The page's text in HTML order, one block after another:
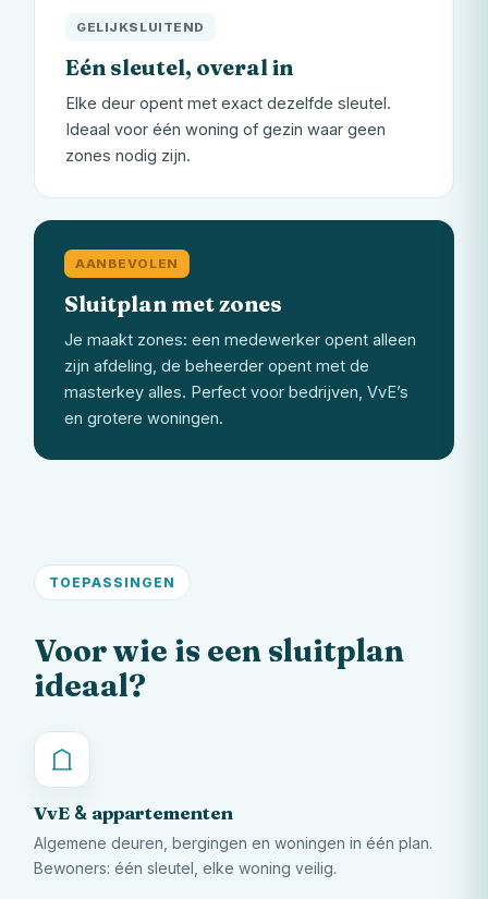
GELIJKSLUITEND
Eén sleutel, overal in
Elke deur opent met exact dezelfde sleutel.
Ideaal voor één woning of gezin waar geen
zones nodig zijn.
AANBEVOLEN
Sluitplan met zones
Je maakt zones: een medewerker opent alleen
zijn afdeling, de beheerder opent met de
masterkey alles. Perfect voor bedrijven, VvE’s
en grotere woningen.
TOEPASSINGEN
Voor wie is een sluitplan
ideaal?
VvE & appartementen
Algemene deuren, bergingen en woningen in één plan.
Bewoners: één sleutel, elke woning veilig.